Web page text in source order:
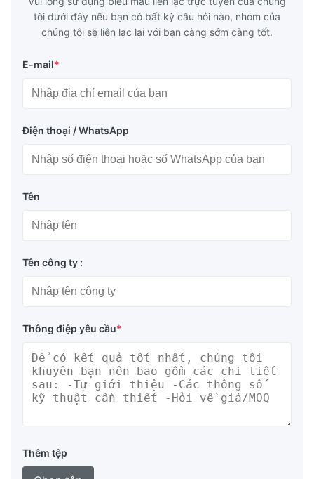
tôi dưới đây nếu bạn có bất kỳ câu hỏi nào, nhóm của
chúng tôi sẽ liên lạc lại với bạn càng sớm càng tốt.
E-mail*
Điện thoại / WhatsApp
Tên
Tên công ty :
Thông điệp yêu cầu*
Thêm tệp